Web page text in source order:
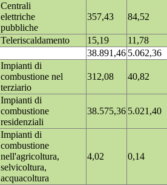
Centrali
elettriche
pubbliche
357,43 84,52
Teleriscaldamento 15,19
11,78
38.891,46 5.062,36
Impianti di
combustione nel
terziario
312,08 40,82
Impianti di
combustione
residenziali
38.575,36 5.021,40
Impianti di
combustione
nell'agricoltura,
selvicoltura,
acquacoltura
4,02 0,14